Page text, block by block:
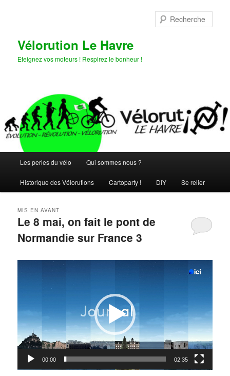
Vélorution Le Havre
Eteignez vos moteurs ! Respirez le bonheur !
principal
Les perles du vélo Qui sommes nous ?
Historique des Vélorutions Cartoparty ! DIY Se relier
Le 8 mai, on fait le pont de
Normandie sur France 3
MIS EN AVANT
00:00 02:35